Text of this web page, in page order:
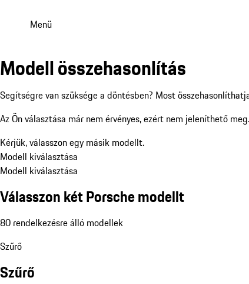
Menü
Modell összehasonlítás
Segítségre van szüksége a döntésben? Most
Az Ön választása már nem érvényes, ezért nem jeleníthető meg.
Kérjük, válasszon egy másik modellt.
Modell kiválasztása
Modell kiválasztása
Válasszon két Porsche modellt
80 rendelkezésre álló modellek
Szűrő
Szűrő